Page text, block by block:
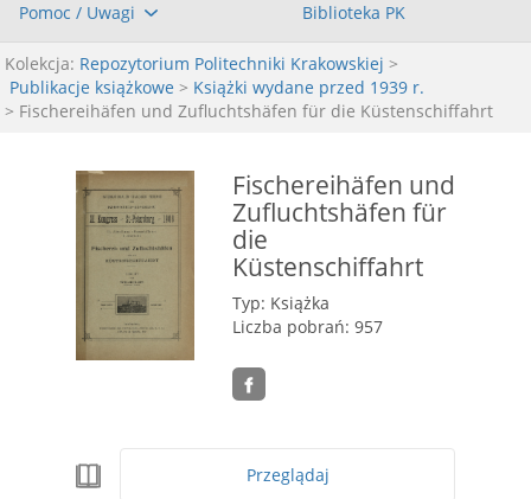
Pomoc / Uwagi Biblioteka PK
Kolekcja: Repozytorium Politechniki Krakowskiej >
Publikacje książkowe > Książki wydane przed 1939 r.
> Fischereihäfen und Zufluchtshäfen für die Küstenschiffahrt
Fischereihäfen und
Zufluchtshäfen für
die
Küstenschiffahrt
Typ: Książka
Liczba pobrań: 957
Przeglądaj